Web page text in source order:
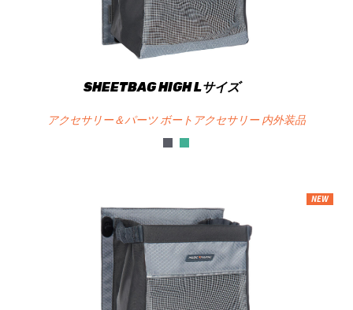
SHEETBAG HIGH Lサイズ
アクセサリー＆パーツ ボートアクセサリー 内外装品
NEW